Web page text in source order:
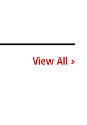
View All